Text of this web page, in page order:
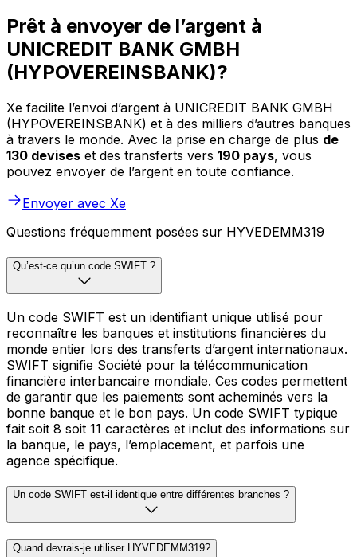
Prêt à envoyer de l’argent à
UNICREDIT BANK GMBH
(HYPOVEREINSBANK)?
Xe facilite l’envoi d’argent à UNICREDIT BANK GMBH
(HYPOVEREINSBANK) et à des milliers d’autres banques
à travers le monde. Avec la prise en charge de plus de
130 devises et des transferts vers 190 pays, vous
pouvez envoyer de l’argent en toute confiance.
Envoyer avec Xe
Questions fréquemment posées sur HYVEDEMM319
Qu’est-ce qu’un code SWIFT ?
Un code SWIFT est un identifiant unique utilisé pour
reconnaître les banques et institutions financières du
monde entier lors des transferts d’argent internationaux.
SWIFT signifie Société pour la télécommunication
financière interbancaire mondiale. Ces codes permettent
de garantir que les paiements sont acheminés vers la
bonne banque et le bon pays. Un code SWIFT typique
fait soit 8 soit 11 caractères et inclut des informations sur
la banque, le pays, l’emplacement, et parfois une
agence spécifique.
Un code SWIFT est-il identique entre différentes branches ?
Quand devrais-je utiliser HYVEDEMM319?